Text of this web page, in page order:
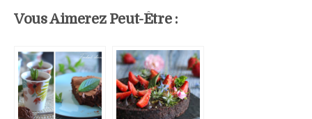
Vous Aimerez Peut-Être :